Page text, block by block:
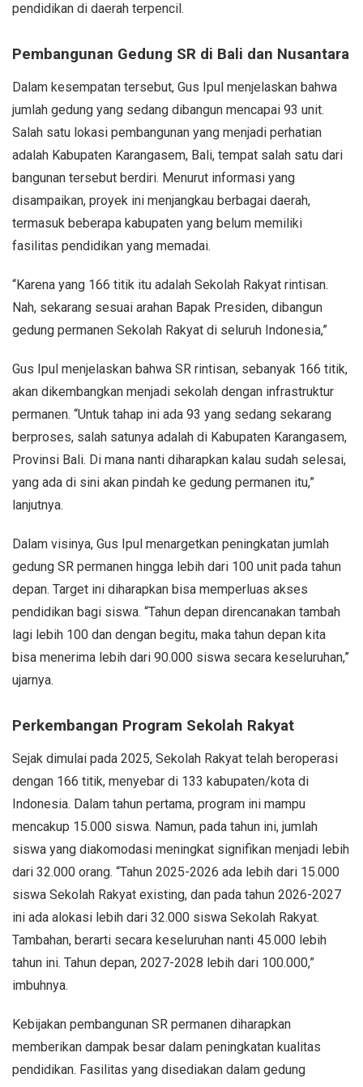
pendidikan di daerah terpencil.
Pembangunan Gedung SR di Bali dan Nusantara
Dalam kesempatan tersebut, Gus Ipul menjelaskan bahwa
jumlah gedung yang sedang dibangun mencapai 93 unit.
Salah satu lokasi pembangunan yang menjadi perhatian
adalah Kabupaten Karangasem, Bali, tempat salah satu dari
bangunan tersebut berdiri. Menurut informasi yang
disampaikan, proyek ini menjangkau berbagai daerah,
termasuk beberapa kabupaten yang belum memiliki
fasilitas pendidikan yang memadai.
“Karena yang 166 titik itu adalah Sekolah Rakyat rintisan.
Nah, sekarang sesuai arahan Bapak Presiden, dibangun
gedung permanen Sekolah Rakyat di seluruh Indonesia,”
Gus Ipul menjelaskan bahwa SR rintisan, sebanyak 166 titik,
akan dikembangkan menjadi sekolah dengan infrastruktur
permanen. “Untuk tahap ini ada 93 yang sedang sekarang
berproses, salah satunya adalah di Kabupaten Karangasem,
Provinsi Bali. Di mana nanti diharapkan kalau sudah selesai,
yang ada di sini akan pindah ke gedung permanen itu,”
lanjutnya.
Dalam visinya, Gus Ipul menargetkan peningkatan jumlah
gedung SR permanen hingga lebih dari 100 unit pada tahun
depan. Target ini diharapkan bisa memperluas akses
pendidikan bagi siswa. “Tahun depan direncanakan tambah
lagi lebih 100 dan dengan begitu, maka tahun depan kita
bisa menerima lebih dari 90.000 siswa secara keseluruhan,”
ujarnya.
Perkembangan Program Sekolah Rakyat
Sejak dimulai pada 2025, Sekolah Rakyat telah beroperasi
dengan 166 titik, menyebar di 133 kabupaten/kota di
Indonesia. Dalam tahun pertama, program ini mampu
mencakup 15.000 siswa. Namun, pada tahun ini, jumlah
siswa yang diakomodasi meningkat signifikan menjadi lebih
dari 32.000 orang. “Tahun 2025-2026 ada lebih dari 15.000
siswa Sekolah Rakyat existing, dan pada tahun 2026-2027
ini ada alokasi lebih dari 32.000 siswa Sekolah Rakyat.
Tambahan, berarti secara keseluruhan nanti 45.000 lebih
tahun ini. Tahun depan, 2027-2028 lebih dari 100.000,”
imbuhnya.
Kebijakan pembangunan SR permanen diharapkan
memberikan dampak besar dalam peningkatan kualitas
pendidikan. Fasilitas yang disediakan dalam gedung